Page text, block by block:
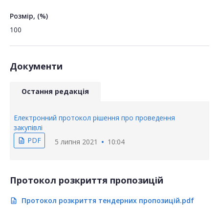
Розмір, (%)
100
Документи
Остання редакція
Електронний протокол рішення про проведення
закупівлі
description PDF 5 липня 2021 10:04
Протокол розкриття пропозицій
description Протокол розкриття тендерних пропозицій.pdf